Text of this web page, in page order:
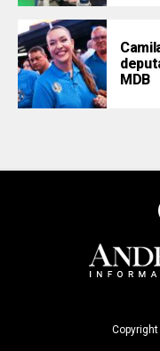
MDB